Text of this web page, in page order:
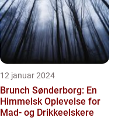
12 januar 2024
Brunch Sønderborg: En
Himmelsk Oplevelse for
Mad- og Drikkeelskere